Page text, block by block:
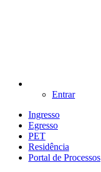
Entrar
Ingresso
Egresso
PET
Residência
Portal de Processos